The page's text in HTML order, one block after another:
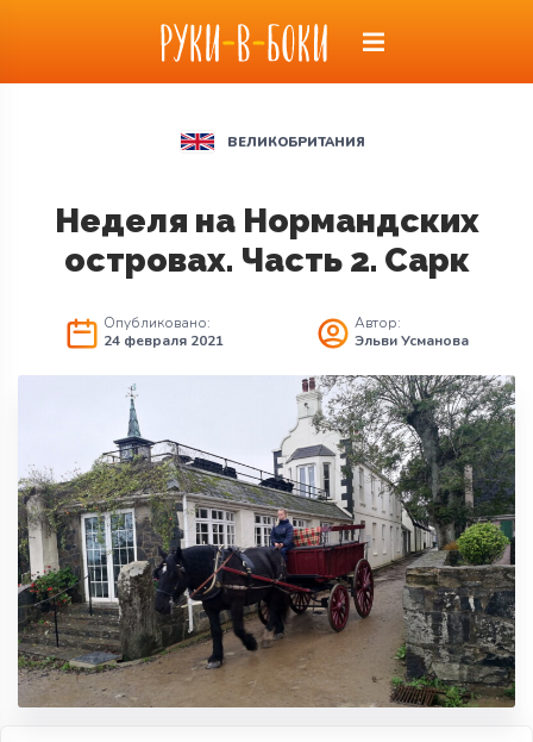
ВЕЛИКОБРИТАНИЯ
Неделя на Нормандских
островах. Часть 2. Сарк
Опубликовано:
24 февраля 2021
Автор:
Эльви Усманова